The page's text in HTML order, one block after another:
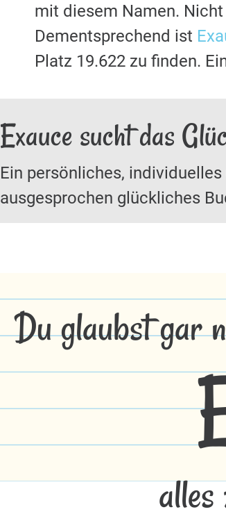
mit diesem Namen.
Dementsprechend ist
Platz 19.622 zu finden.
Exauce sucht das
Ein persönliches, individuelles
ausgesprochen glückliches
Du glaubst gar
alles